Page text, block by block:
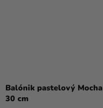
Balónik pastelový Mocha
30 cm